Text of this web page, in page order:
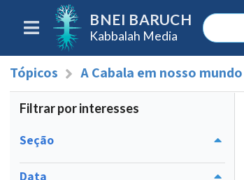
BNEI BARUCH
Kabbalah Media
Tópicos A Cabala em nosso mundo
Filtrar por interesses
Seção
Data